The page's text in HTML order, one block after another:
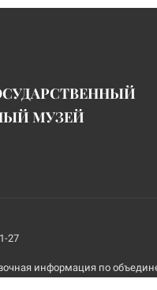
МУЗЕЙ
27
информация по